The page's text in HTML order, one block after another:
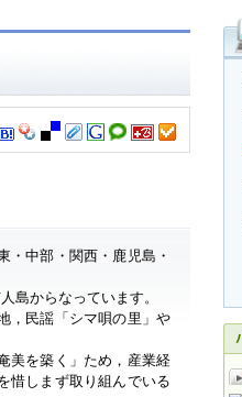
・中部・関西・鹿児島・
島からなっています。
，民謡「シマ唄の里」や
美を築く」ため，産業経
惜しまず取り組んでいる